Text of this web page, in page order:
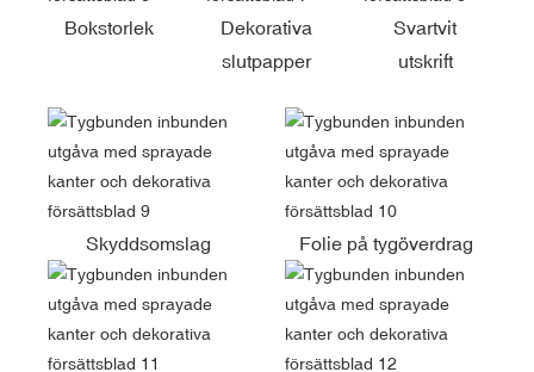
Bokstorlek
Dekorativa
slutpapper
Svartvit
utskrift
Skyddsomslag Folie på tygöverdrag